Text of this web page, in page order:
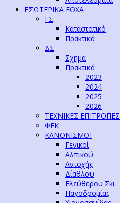
ΕΣΩΤΕΡΙΚΑ ΕΟΧΑ
ΓΣ
Καταστατικό
Πρακτικά
ΔΣ
Σχήμα
Πρακτικά
2023
2024
2025
2026
ΤΕΧΝΙΚΕΣ ΕΠΙΤΡΟΠΕΣ
ΦΕΚ
ΚΑΝΟΝΙΣΜΟΙ
Γενικοί
Αλπικού
Αντοχής
Δίαθλου
Ελεύθερου Σκι
Παγοδρομίας